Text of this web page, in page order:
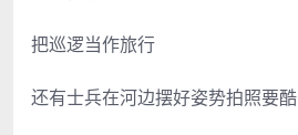
把巡逻当作旅行
还有士兵在河边摆好姿势拍照要酷